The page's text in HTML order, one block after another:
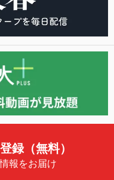
録（無料）
報をお届け